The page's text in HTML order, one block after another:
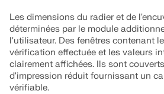
Les dimensions du radier et de
déterminées par le module
l'utilisateur. Des fenêtres contenant
vérification effectuée et les valeurs
clairement affichées. Ils sont
d'impression réduit fournissant un
vérifiable.